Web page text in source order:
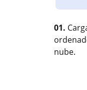
01.
nube.